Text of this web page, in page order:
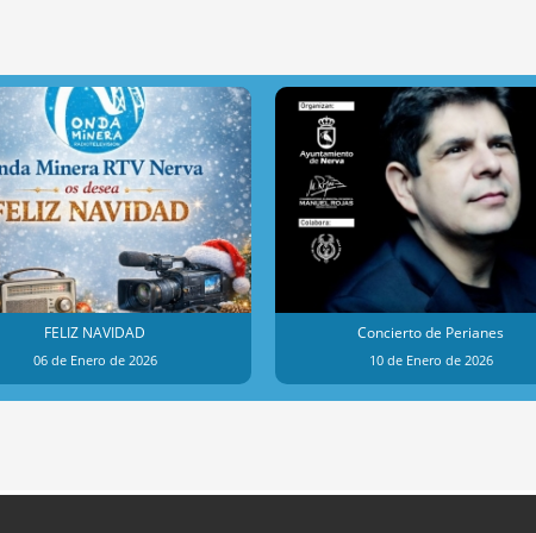
FELIZ NAVIDAD
06 de Enero de 2026
Concierto de Perianes
10 de Enero de 2026